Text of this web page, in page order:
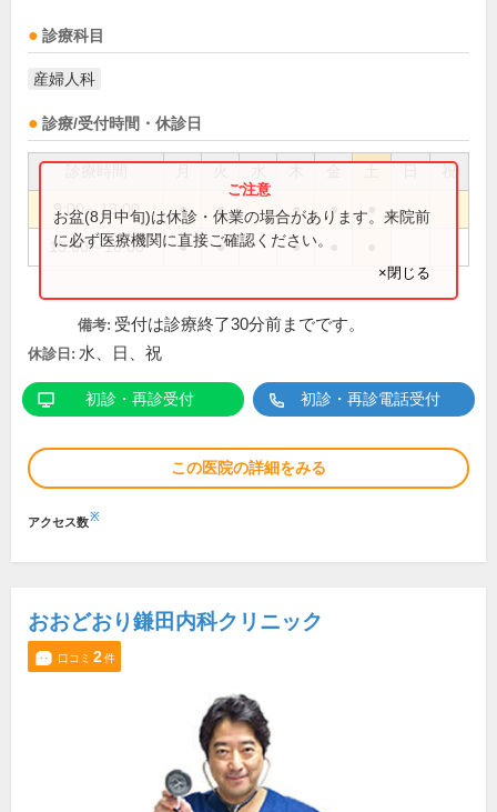
診療科目
産婦人科
診療/受付時間・休診日
祝
9:00～13:00 ● ● ● ●
15:00～18:00 ● ● ●
お盆(8月中旬)は休診・休業の場合があります。来院前
に必ず医療機関に直接ご確認ください。
×閉じる
備考: 受付は診療終了30分前までです。
休診日: 水、日、祝
初診・再診受付 初診・再診電話受付
この医院の詳細をみる
アクセス数※
おおどおり鎌田内科クリニック
口コミ 2件